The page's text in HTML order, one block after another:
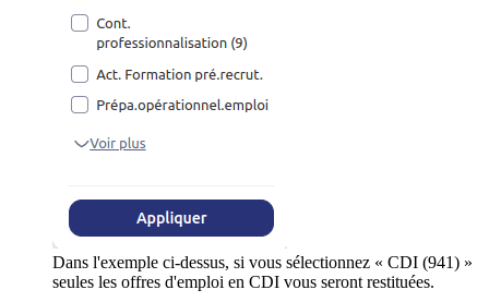
Dans l'exemple ci-dessus, si vous sélectionnez « CDI (941) »
seules les offres d'emploi en CDI vous seront restituées.